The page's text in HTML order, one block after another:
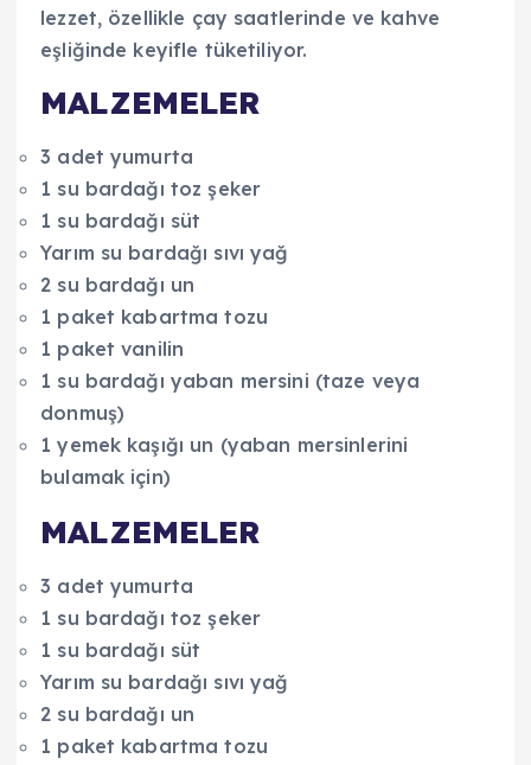
lezzet, özellikle çay saatlerinde ve kahve
eşliğinde keyifle tüketiliyor.
MALZEMELER
3 adet yumurta
1 su bardağı toz şeker
1 su bardağı süt
Yarım su bardağı sıvı yağ
2 su bardağı un
1 paket kabartma tozu
1 paket vanilin
1 su bardağı yaban mersini (taze veya
donmuş)
1 yemek kaşığı un (yaban mersinlerini
bulamak için)
MALZEMELER
3 adet yumurta
1 su bardağı toz şeker
1 su bardağı süt
Yarım su bardağı sıvı yağ
2 su bardağı un
1 paket kabartma tozu